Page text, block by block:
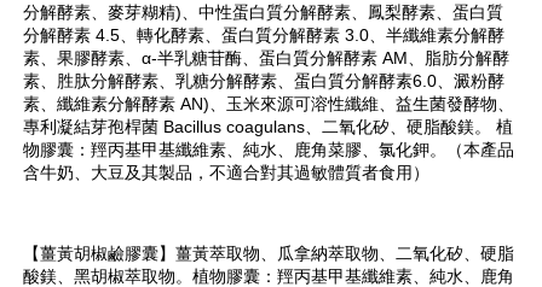
分解酵素、麥芽糊精)、中性蛋白質分解酵素、鳳梨酵素、蛋白質
分解酵素 4.5、轉化酵素、蛋白質分解酵素 3.0、半纖維素分解酵
素、果膠酵素、α-半乳糖苷酶、蛋白質分解酵素 AM、脂肪分解酵
素、胜肽分解酵素、乳糖分解酵素、蛋白質分解酵素6.0、澱粉酵
素、纖維素分解酵素 AN)、玉米來源可溶性纖維、益生菌發酵物、
專利凝結芽孢桿菌 Bacillus coagulans 、二氧化矽、硬脂酸鎂。 植
物膠囊：羥丙基甲基纖維素、純水、鹿角菜膠、氯化鉀。（本產品
含牛奶、大豆及其製品，不適合對其過敏體質者食用）
【薑黃胡椒鹼膠囊】薑黃萃取物、瓜拿納萃取物、二氧化矽、硬脂
酸鎂、黑胡椒萃取物。植物膠囊：羥丙基甲基纖維素、純水、鹿角